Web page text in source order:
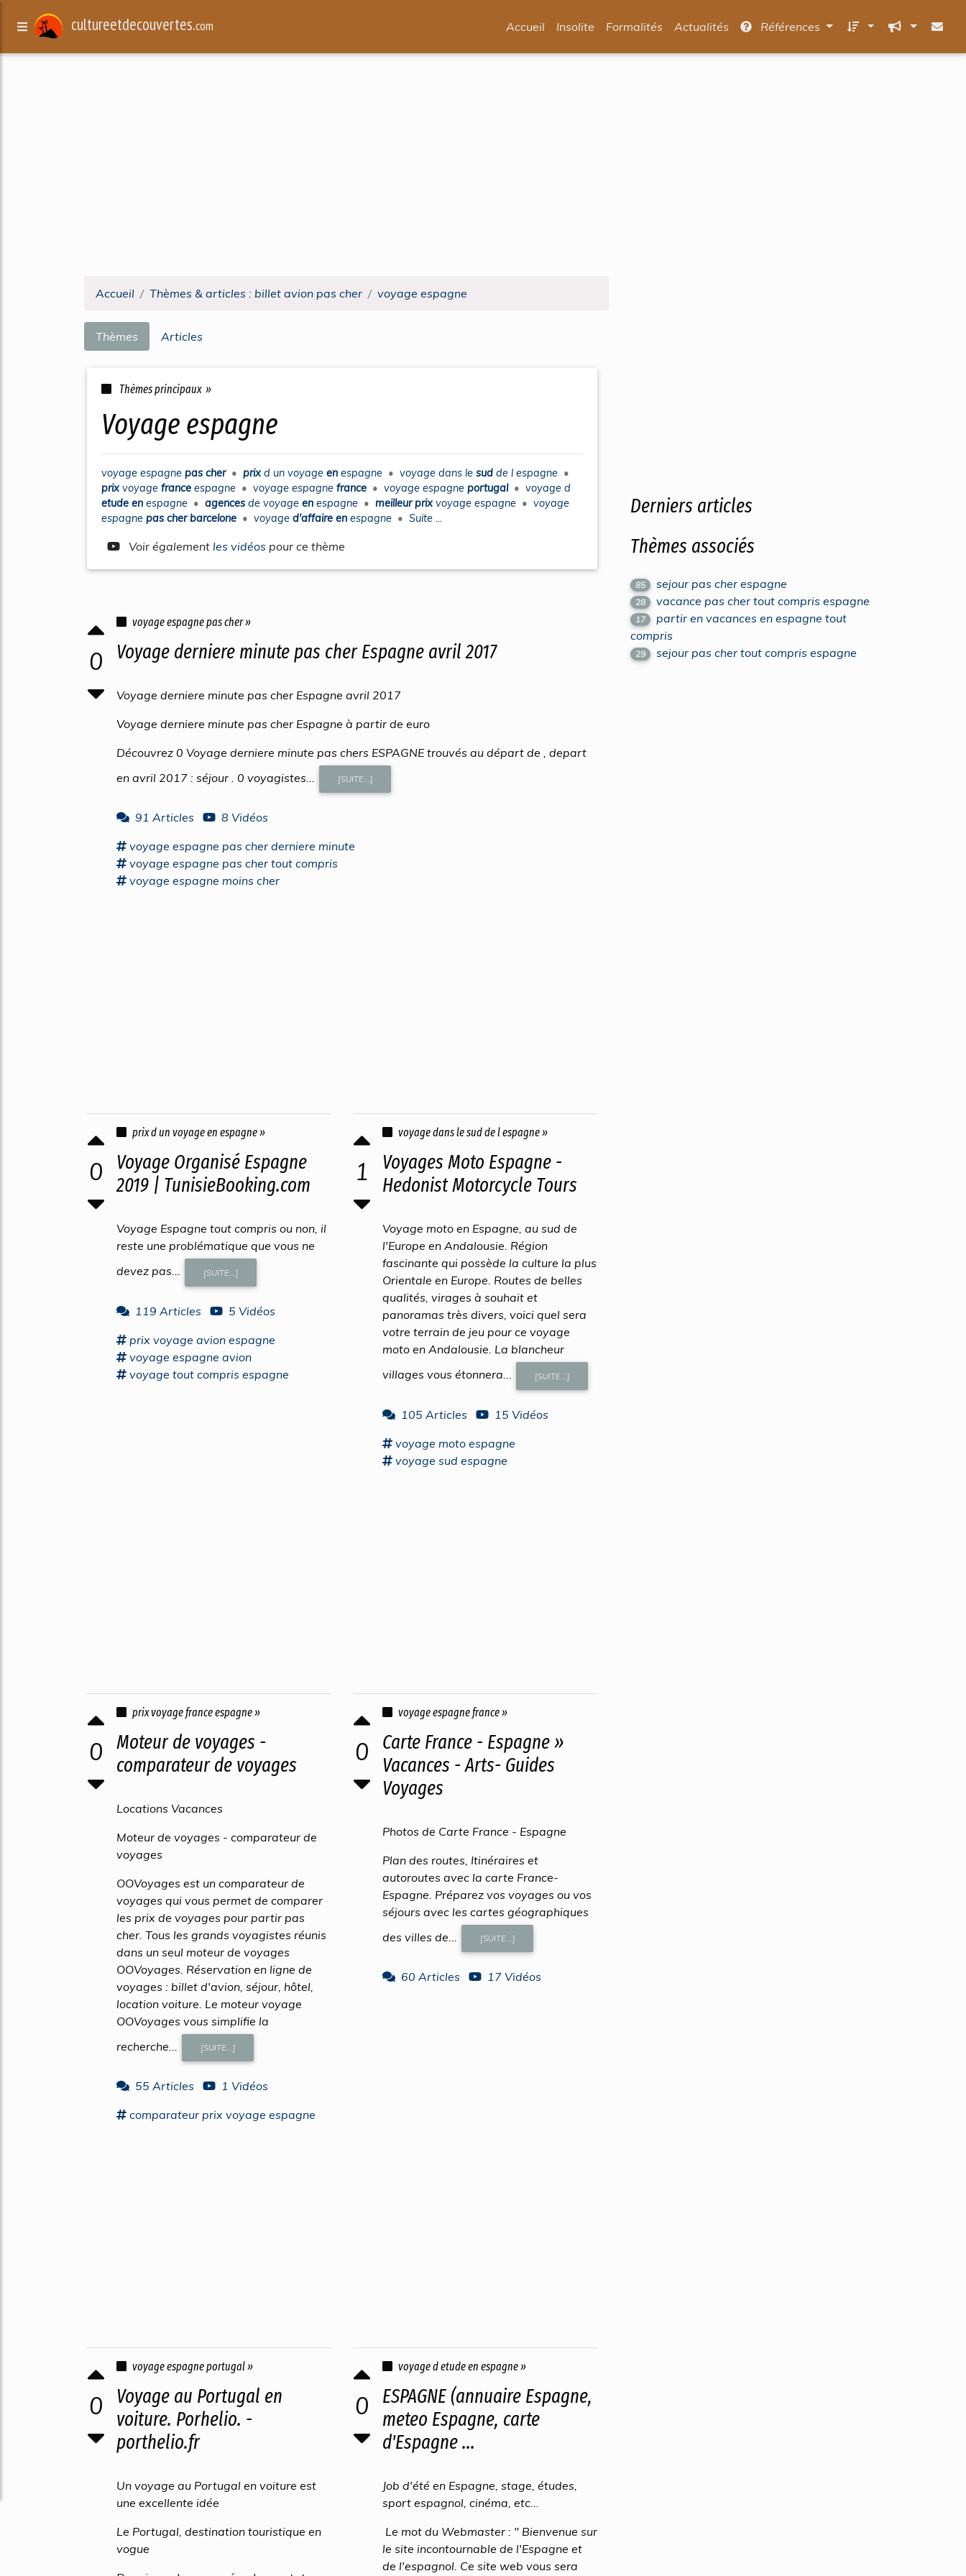
cultureetdecouvertes.com Accueil Insolite Formalités Actualités Références
Accueil Thèmes & articles : billet avion pas cher voyage espagne
Thèmes Articles
Thèmes principaux »
voyage espagne
voyage espagne pas cher • prixd un voyage en espagne • voyage dans le sud de l espagne •
prixvoyage france espagne • voyage espagne france • voyage espagne portugal • voyage d
etude en espagne • agences de voyage en espagne • meilleur prixvoyage espagne • voyage
espagne pas cher barcelone • voyage d'affaire en espagne • Suite ...
Voir également les vidéos pour ce thème
0
voyage espagne pas cher »
Voyage derniere minute pas cher Espagne avril 2017
Voyage derniere minute pas cher Espagne avril 2017
Voyage derniere minute pas cher Espagne à partir de euro
Découvrez 0 Voyage derniere minute pas chers ESPAGNE trouvés au départ de , depart
en avril 2017 : séjour . 0 voyagistes...
[SUITE...]
91 Articles
8 Vidéos
voyage espagne pas cher derniere minute
voyage espagne pas cher tout compris
voyage espagne moins cher
0
prix d un voyage en espagne »
Voyage Organisé Espagne
2019 | TunisieBooking.com
Voyage Espagne tout compris ou non, il
reste une problématique que vous ne
devez pas...
[SUITE...]
119 Articles
5 Vidéos
prix voyage avion espagne
voyage espagne avion
voyage tout compris espagne
1
voyage dans le sud de l espagne »
Voyages Moto Espagne -
Hedonist Motorcycle Tours
Voyage moto en Espagne, au sud de
l'Europe en Andalousie. Région
fascinante qui possède la culture la plus
Orientale en Europe. Routes de belles
qualités, virages à souhait et
panoramas très divers, voici quel sera
votre terrain de jeu pour ce voyage
moto en Andalousie. La blancheur
villages vous étonnera...
[SUITE...]
105 Articles
15 Vidéos
voyage moto espagne
voyage sud espagne
0
prix voyage france espagne »
Moteur de voyages -
comparateur de voyages
Locations Vacances
Moteur de voyages - comparateur de
voyages
OOVoyages est un comparateur de
voyages qui vous permet de comparer
les prix de voyages pour partir pas
cher. Tous les grands voyagistes réunis
dans un seul moteur de voyages
OOVoyages. Réservation en ligne de
voyages : billet d'avion, séjour, hôtel,
location voiture. Le moteur voyage
OOVoyages vous simplifie la
recherche...
[SUITE...]
55 Articles
1 Vidéos
comparateur prix voyage espagne
0
voyage espagne france »
Carte France - Espagne »
Vacances - Arts- Guides
Voyages
Photos de Carte France - Espagne
Plan des routes, Itinéraires et
autoroutes avec la carte France-
Espagne. Préparez vos voyages ou vos
séjours avec les cartes géographiques
des villes de...
[SUITE...]
60 Articles 17 Vidéos
0
voyage espagne portugal »
Voyage au Portugal en
voiture. Porhelio. -
porthelio.fr
Un voyage au Portugal en voiture est
une excellente idée
Le Portugal, destination touristique en
vogue
0
voyage d etude en espagne »
ESPAGNE (annuaire Espagne,
meteo Espagne, carte
d'Espagne ...
Job d'été en Espagne, stage, études,
sport espagnol, cinéma, etc...
Le mot du Webmaster : " Bienvenue sur
le site incontournable de l'Espagne et
de l'espagnol. Ce site web vous sera
Derniers articles
Thèmes associés
85 sejour pas cher espagne
28 vacance pas cher tout compris espagne
17
partir en vacances en espagne tout
compris
29 sejour pas cher tout compris espagne